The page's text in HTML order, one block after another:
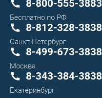
8-800-555-3883
Бесплатно по РФ
8-812-328-3838
Санкт-Петербург
8-499-673-3838
Москва
8-343-384-3838
Екатеринбург